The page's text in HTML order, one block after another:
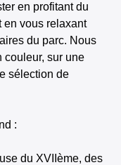
en profitant du
en vous relaxant
du parc. Nous
couleur, sur une
sélection de
:
du XVIIème, des